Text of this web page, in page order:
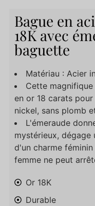
Bague en
18K avec
baguette
Matériau : Acier
Cette
en or 18 carats
nickel, sans plomb
L'émeraude
mystérieux, dégage
d'un charme
femme ne peut
Or 18K
Durable